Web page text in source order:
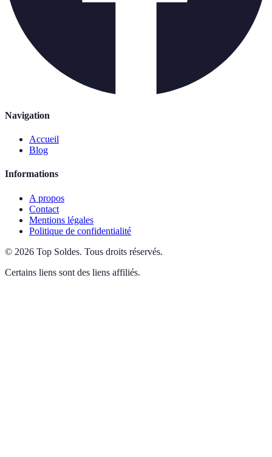
Navigation
Accueil
Blog
Informations
A propos
Contact
Mentions légales
Politique de confidentialité
© 2026 Top Soldes. Tous droits réservés.
Certains liens sont des liens affiliés.